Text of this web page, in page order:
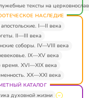
тексты на
НАСЛЕДИЕ
I—II века
II—III века
соборы. IV—VIII века
IX—XV века
время. XVI—XIX века
XX—XXI века
КАТАЛОГ
духовной жизни